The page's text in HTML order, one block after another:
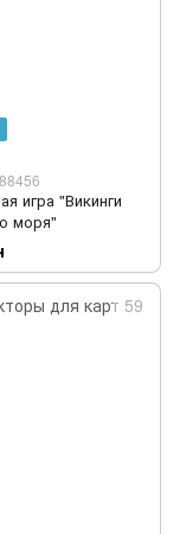
игра "Викинги
моря"